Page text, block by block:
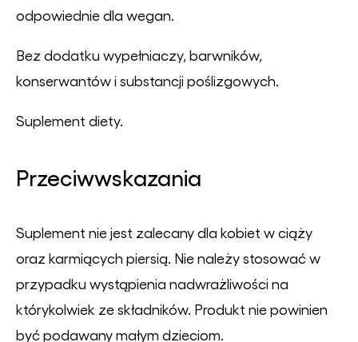
odpowiednie dla wegan.
Bez dodatku wypełniaczy, barwników,
konserwantów i substancji poślizgowych.
Suplement diety.
Przeciwwskazania
Suplement nie jest zalecany dla kobiet w ciąży
oraz karmiących piersią. Nie należy stosować w
przypadku wystąpienia nadwrażliwości na
którykolwiek ze składników. Produkt nie powinien
być podawany małym dzieciom.